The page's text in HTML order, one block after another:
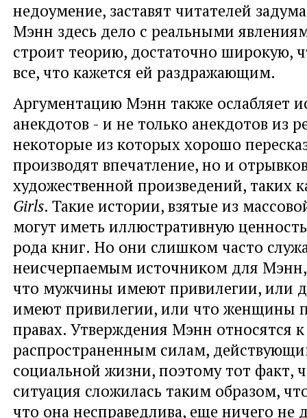
недоумение, заставят читателей
Мэнн здесь дело с реальными
строит теорию, достаточно широкую,
все, что кажется ей раздражающим.
Аргументацию Мэнн также ослабляет
анекдотов - и не только анекдотов из
некоторые из которых хорошо
производят впечатление, но и
художественной произведений, таких
Girls. Такие истории, взятые из
могут иметь иллюстративную
рода книг. Но они слишком часто
неисчерпаемым источником для
что мужчины имеют привилегии, или
имеют привилегии, или что женщины
правах. Утверждения Мэнн относятся
распространенным силам,
социальной жизни, поэтому тот факт,
ситуация сложилась таким образом,
что она несправедлива, еще ничего не